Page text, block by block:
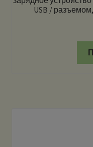
USB /